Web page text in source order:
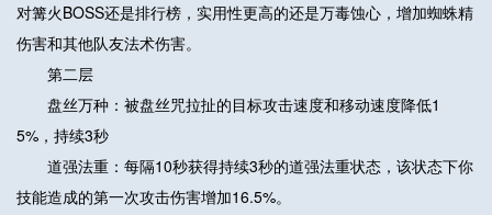
对篝火BOSS还是排行榜，实用性更高的还是万毒蚀心，增加蜘蛛精
伤害和其他队友法术伤害。
第二层
盘丝万种：被盘丝咒拉扯的目标攻击速度和移动速度降低1
5%，持续3秒
道强法重：每隔10秒获得持续3秒的道强法重状态，该状态下你
技能造成的第一次攻击伤害增加16.5%。